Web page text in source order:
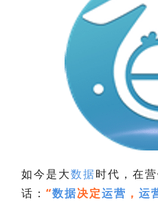
如今是大数据时代，在
话： “数据决定运营 ， 运